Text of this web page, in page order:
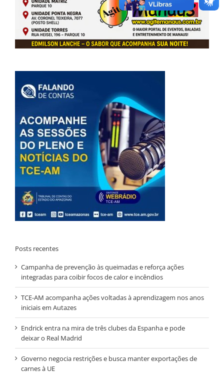
Posts recentes
Campanha de prevenção às queimadas e reforça ações
integradas para coibir focos de calor e incêndios
TCE-AM acompanha ações voltadas à aprendizagem nos anos
iniciais em Autazes
Endrick entra na mira de três clubes da Espanha e pode
deixar o Real Madrid
Governo negocia restrições e busca manter exportações de
carnes à UE